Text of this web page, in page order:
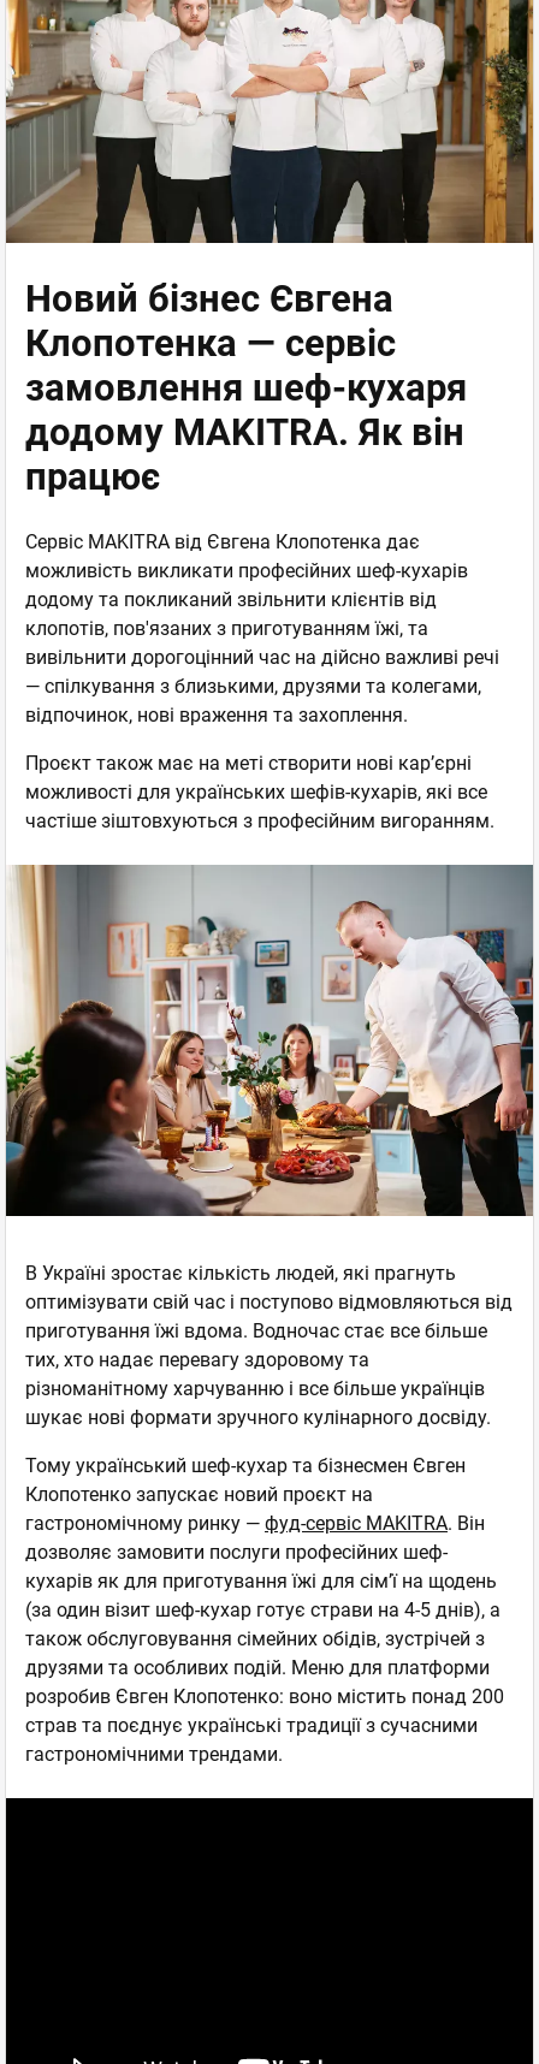
Новий бізнес Євгена
Клопотенка — сервіс
замовлення шеф-кухаря
додому MAKITRA. Як він
працює
Сервіс MAKITRA від Євгена Клопотенка дає
можливість викликати професійних шеф-кухарів
додому та покликаний звільнити клієнтів від
клопотів, пов'язаних з приготуванням їжі, та
вивільнити дорогоцінний час на дійсно важливі речі
— спілкування з близькими, друзями та колегами,
відпочинок, нові враження та захоплення.
Проєкт також має на меті створити нові кар’єрні
можливості для українських шефів-кухарів, які все
частіше зіштовхуються з професійним вигоранням.
В Україні зростає кількість людей, які прагнуть
оптимізувати свій час і поступово відмовляються від
приготування їжі вдома. Водночас стає все більше
тих, хто надає перевагу здоровому та
різноманітному харчуванню і все більше українців
шукає нові формати зручного кулінарного досвіду.
Тому український шеф-кухар та бізнесмен Євген
Клопотенко запускає новий проєкт на
гастрономічному ринку — фуд-сервіс MAKITRA. Він
дозволяє замовити послуги професійних шеф-
кухарів як для приготування їжі для сім’ї на щодень
(за один візит шеф-кухар готує страви на 4-5 днів), а
також обслуговування сімейних обідів, зустрічей з
друзями та особливих подій. Меню для платформи
розробив Євген Клопотенко: воно містить понад 200
страв та поєднує українські традиції з сучасними
гастрономічними трендами.